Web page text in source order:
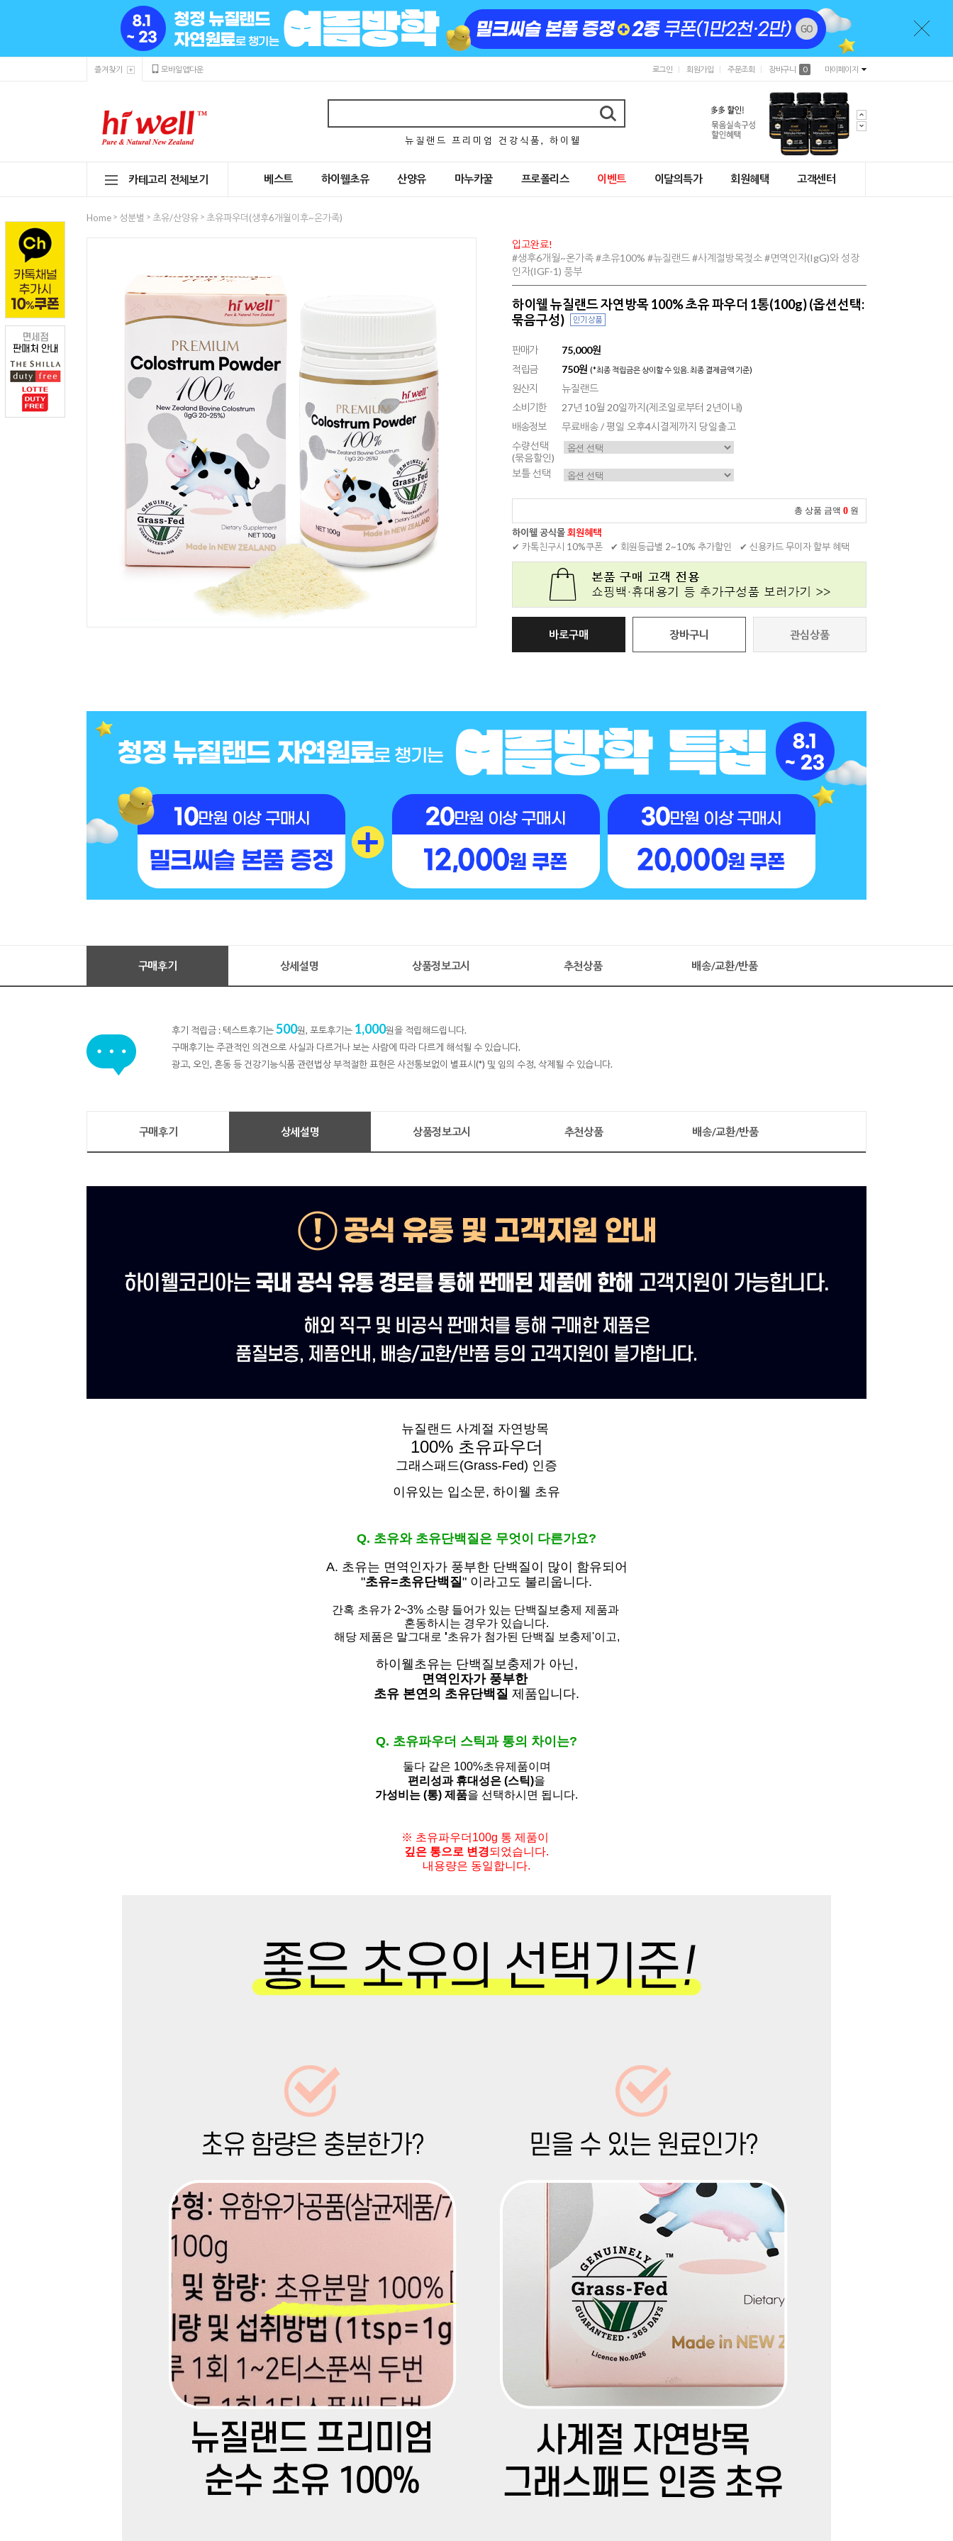
즐겨찾기 모바일앱다운 로그인 회원가입 주문조회 장바구니 0 마이페이지
뉴 질 랜 드 프 리 미 엄 건 강 식 품 , 하 이 웰
카테고리 전체보기 베스트 하이웰초유 산양유 마누카꿀 프로폴리스 이벤트 이달의특가 회원혜택 고객센터
Home > 성분별 > 초유/산양유 > 초유파우더(생후6개월이후~온가족)
입고완료!
#생후6개월~온가족 #초유100% #뉴질랜드 #사계절방목젖소 #면역인자(IgG)와 성장
인자(IGF-1) 풍부
하이웰 뉴질랜드 자연방목 100% 초유 파우더 1통(100g) (옵션선택:
묶음구성)
판매가
75,000원
적립금
750원 (*최종 적립금은 상이할 수 있음. 최종 결제금액 기준)
원산지
뉴질랜드
소비기한
27년 10월 20일까지(제조일로부터 2년이내)
배송정보
무료배송 / 평일 오후4시결제까지 당일출고
수량선택
(묶음할인)
보틀 선택
총 상품 금액 0 원
하이웰 공식몰회원혜택
✔ 카톡친구시 10%쿠폰
✔ 회원등급별 2~10% 추가할인 ✔ 신용카드 무이자 할부 혜택
바로구매 장바구니 관심상품
구매후기 상세설명 상품정보고시 추천상품 배송/교환/반품
후기 적립금 : 텍스트후기는500원, 포토후기는 1,000원을 적립해드립니다.
구매후기는 주관적인 의견으로 사실과 다르거나 보는 사람에 따라 다르게 해석될 수 있습니다.
광고, 오인, 혼동 등 건강기능식품 관련법상 부적절한 표현은 사전통보없이 별표시(*) 및 임의 수정, 삭제될 수 있습니다.
구매후기 상세설명 상품정보고시 추천상품 배송/교환/반품
뉴질랜드 사계절 자연방목
100% 초유파우더
그래스패드(Grass-Fed) 인증
이유있는 입소문, 하이웰 초유
Q. 초유와 초유단백질은 무엇이 다른가요?
A. 초유는 면역인자가 풍부한 단백질이 많이 함유되어
"초유=초유단백질" 이라고도 불리웁니다.
간혹 초유가 2~3% 소량 들어가 있는 단백질보충제 제품과
혼동하시는 경우가 있습니다.
해당 제품은 말그대로 '초유가 첨가된 단백질 보충제'이고,
하이웰초유는 단백질보충제가 아닌,
면역인자가 풍부한
초유 본연의 초유단백질 제품입니다.
Q. 초유파우더 스틱과 통의 차이는?
둘다 같은 100%초유제품이며
편리성과 휴대성은 (스틱)을
가성비는 (통) 제품을 선택하시면 됩니다.
※ 초유파우더100g 통 제품이
깊은 통으로 변경되었습니다.
내용량은 동일합니다.